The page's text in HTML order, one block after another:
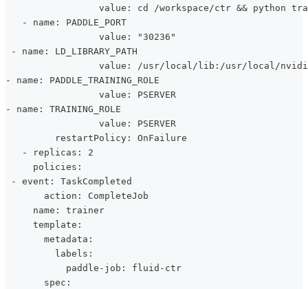
value: cd /workspace/ctr && python
   - name: PADDLE_PORT
                 value: "30236"
- name: LD_LIBRARY_PATH
value: /usr/local/lib:/usr/local/
- name: PADDLE_TRAINING_ROLE
                 value: PSERVER
- name: TRAINING_ROLE
                 value: PSERVER
         restartPolicy: OnFailure
   - replicas: 2
     policies:
- event: TaskCompleted
       action: CompleteJob
     name: trainer
     template:
       metadata:
         labels:
           paddle-job: fluid-ctr
       spec: